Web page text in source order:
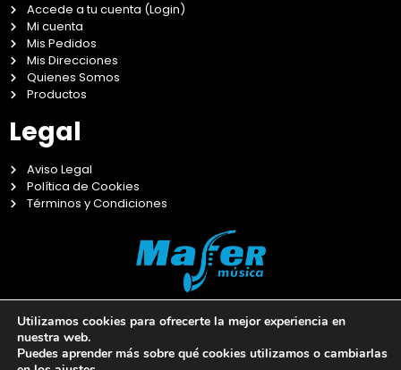
Accede a tu cuenta (Login)
Mi cuenta
Mis Pedidos
Mis Direcciones
Quienes Somos
Productos
Legal
Aviso Legal
Política de Cookies
Términos y Condiciones
Utilizamos cookies para ofrecerte la mejor experiencia en
nuestra web.
Puedes aprender más sobre qué cookies utilizamos o cambiarlas